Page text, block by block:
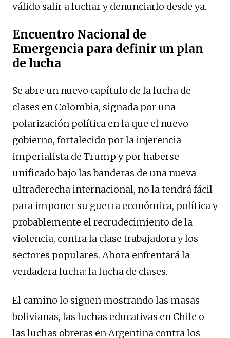
válido salir a luchar y denunciarlo desde ya.
Encuentro Nacional de
Emergencia para definir un plan
de lucha
Se abre un nuevo capítulo de la lucha de
clases en Colombia, signada por una
polarización política en la que el nuevo
gobierno, fortalecido por la injerencia
imperialista de Trump y por haberse
unificado bajo las banderas de una nueva
ultraderecha internacional, no la tendrá fácil
para imponer su guerra económica, política y
probablemente el recrudecimiento de la
violencia, contra la clase trabajadora y los
sectores populares. Ahora enfrentará la
verdadera lucha: la lucha de clases.
El camino lo siguen mostrando las masas
bolivianas, las luchas educativas en Chile o
las luchas obreras en Argentina contra los